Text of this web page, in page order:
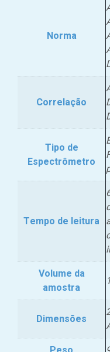
Norma
Correlação
Tipo de
Espectrômetro
Tempo de leitura
Volume da
amostra
Dimensões